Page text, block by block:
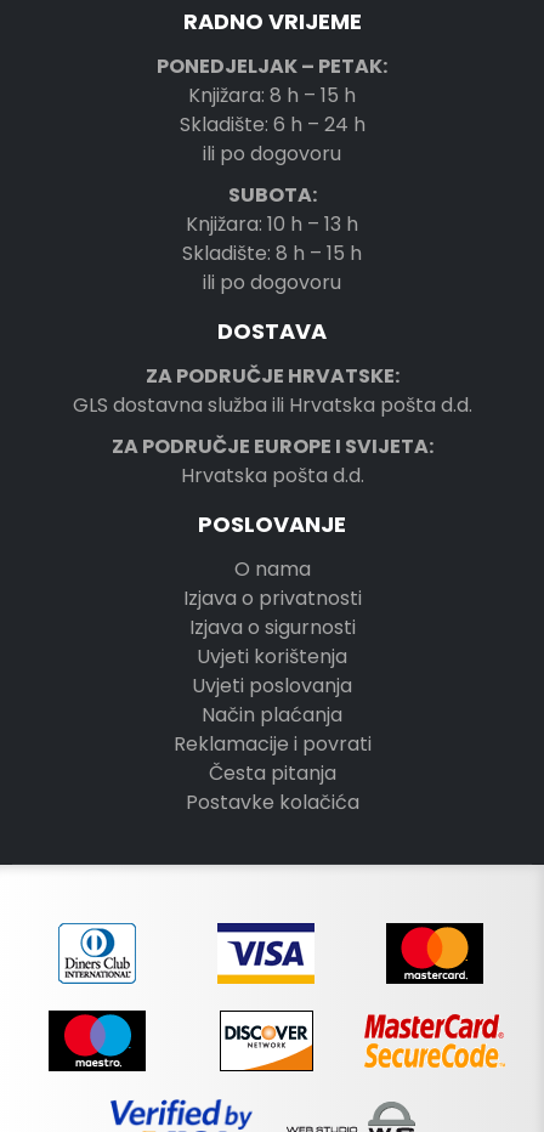
RADNO VRIJEME
PONEDJELJAK – PETAK:
Knjižara: 8 h – 15 h
Skladište: 6 h – 24 h
ili po dogovoru
SUBOTA:
Knjižara: 10 h – 13 h
Skladište: 8 h – 15 h
ili po dogovoru
DOSTAVA
ZA PODRUČJE HRVATSKE:
GLS dostavna služba ili Hrvatska pošta d.d.
ZA PODRUČJE EUROPE I SVIJETA:
Hrvatska pošta d.d.
POSLOVANJE
O nama
Izjava o privatnosti
Izjava o sigurnosti
Uvjeti korištenja
Uvjeti poslovanja
Način plaćanja
Reklamacije i povrati
Česta pitanja
Postavke kolačića